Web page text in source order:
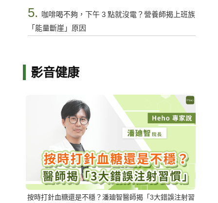
5.
咖啡喝不夠，下午 3 點就沒電？營養師揭上班族
「能量斷崖」原因
影音健康
按時打針血糖還是不穩？潘廸智醫師揭「3大錯誤注射習